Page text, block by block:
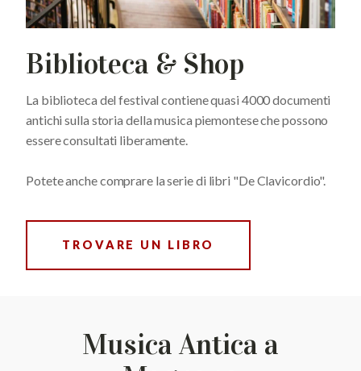
Biblioteca & Shop
La biblioteca del festival contiene quasi 4000 documenti
antichi sulla storia della musica piemontese che possono
essere consultati liberamente.
Potete anche comprare la serie di libri "De Clavicordio".
TROVARE UN LIBRO
Musica Antica a